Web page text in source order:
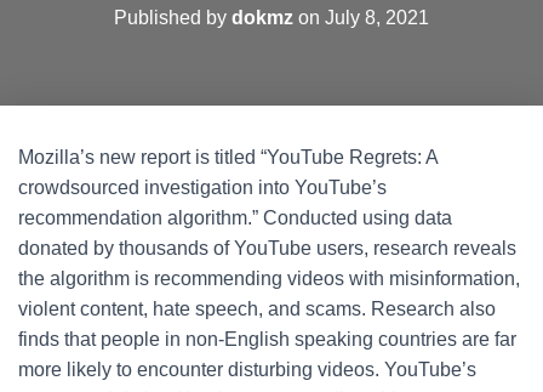
Published by dokmz on July 8, 2021
Mozilla’s new report is titled “YouTube Regrets: A
crowdsourced investigation into YouTube’s
recommendation algorithm.” Conducted using data
donated by thousands of YouTube users, research reveals
the algorithm is recommending videos with misinformation,
violent content, hate speech, and scams. Research also
finds that people in non-English speaking countries are far
more likely to encounter disturbing videos. YouTube’s